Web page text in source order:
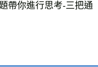
帶你進行思考-三把通